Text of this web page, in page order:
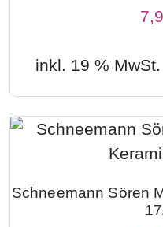
inkl. 19 %
Schneemann Sören